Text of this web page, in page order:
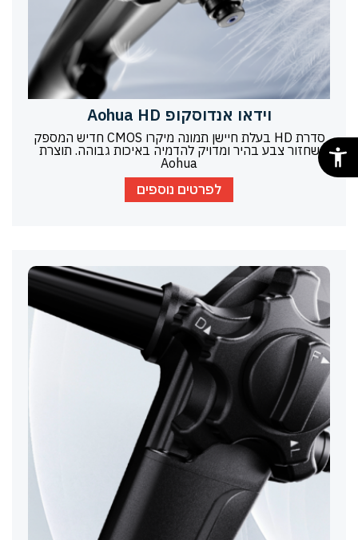
וידאו אנדוסקופ Aohua HD
סדרת HD בעלת חיישן תמונה מיקרו CMOS חדיש המספק
שחזור צבע בהיר ומדויק להדמיה באיכות גבוהה. תוצרת
Aohua
לפרטים נוספים